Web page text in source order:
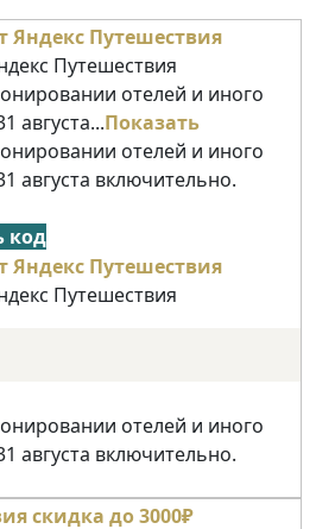
Путешествия
отелей и иного
августа...Показать
отелей и иного
августа включительно.
код
Путешествия
отелей и иного
августа включительно.